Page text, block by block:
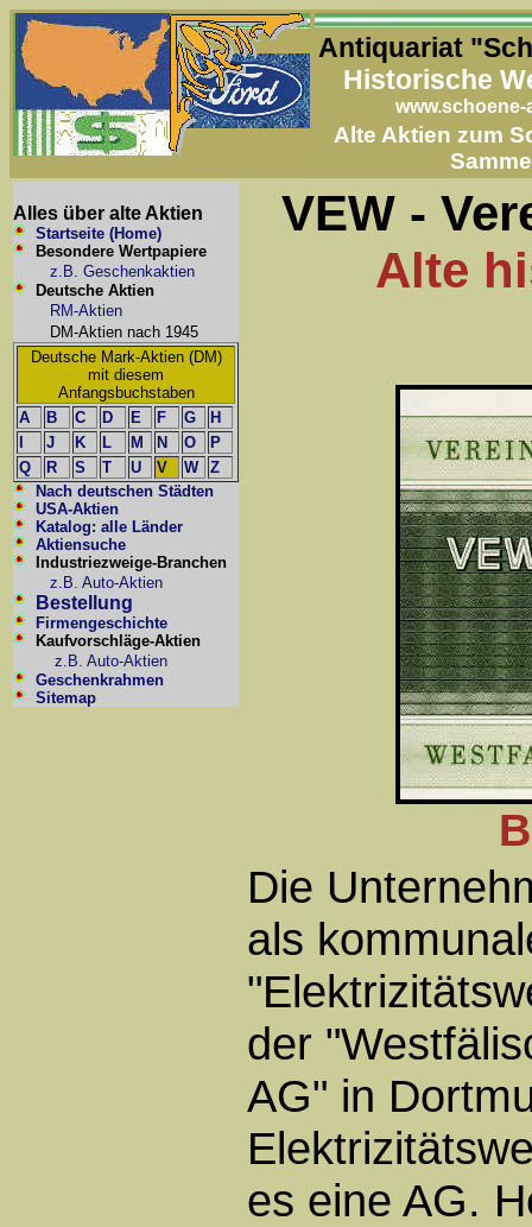
Antiquariat
Historische
www.schoene-
Alte Aktien zum
Alles über alte Aktien
Startseite (Home)
Besondere Wertpapiere
z.B. Geschenkaktien
Deutsche Aktien
RM-Aktien
DM-Aktien nach 1945
Deutsche Mark-Aktien (DM)
mit diesem
Anfangsbuchstaben
A
B C D E F G
H
J K L M N O
P
Q
R S T U V W
Z
Nach deutschen Städten
USA-Aktien
Katalog: alle Länder
Aktiensuche
Industriezweige-Branchen
z.B. Auto-Aktien
Bestellung
Firmengeschichte
Kaufvorschläge-Aktien
z.B. Auto-Aktien
Geschenkrahmen
Sitemap
VEW -
Alte
Die
als
der
AG" in
es eine AG.